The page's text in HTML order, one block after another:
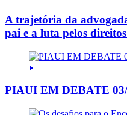
A trajetória da
pai e a luta pelos
PIAUI EM DEBATE